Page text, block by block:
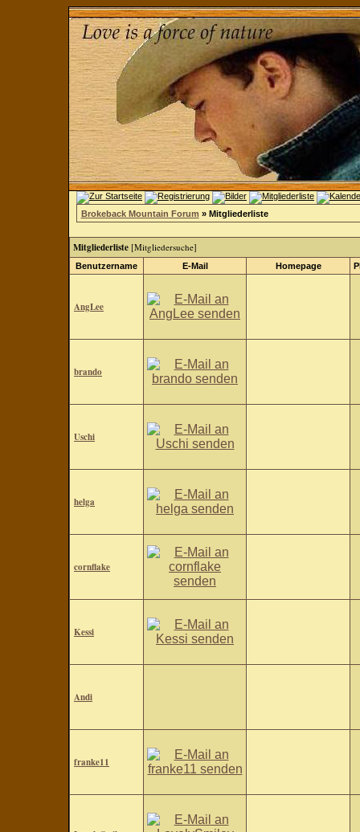
Brokeback Mountain Forum » Mitgliederliste
Mitgliederliste [Mitgliedersuche]
Benutzername E-Mail Homepage
AngLee
brando
Uschi
helga
cornflake
Kessi
Andi
franke11